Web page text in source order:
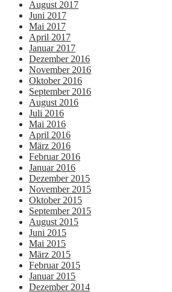
August 2017
Juni 2017
Mai 2017
April 2017
Januar 2017
Dezember 2016
November 2016
Oktober 2016
September 2016
August 2016
Juli 2016
Mai 2016
April 2016
März 2016
Februar 2016
Januar 2016
Dezember 2015
November 2015
Oktober 2015
September 2015
August 2015
Juni 2015
Mai 2015
März 2015
Februar 2015
Januar 2015
Dezember 2014